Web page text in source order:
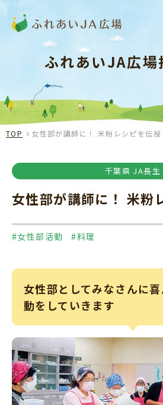
ふれあいJA広場
TOP 女性部が講師に！ 米粉レシピを伝授
千葉県 JA長生
女性部が講師に！ 米粉
#女性部活動 #料理
女性部としてみなさんに
動をしていきます